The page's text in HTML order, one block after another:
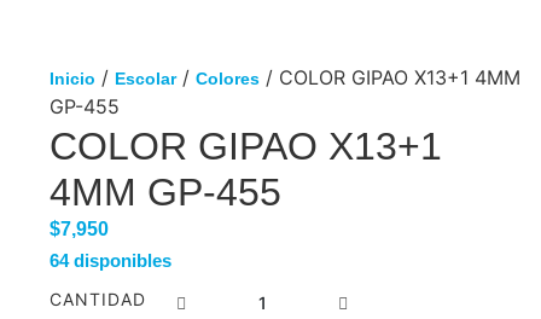
Inicio / Escolar/ Colores / COLOR GIPAO X13+1 4MM
GP-455
COLOR GIPAO X13+1
4MM GP-455
$7,950
64 disponibles
CANTIDAD